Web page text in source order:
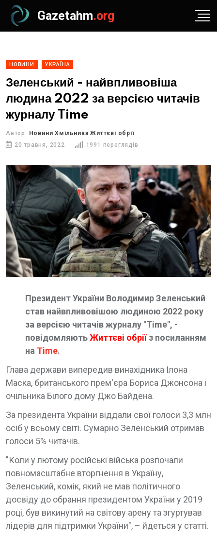
Gazetahm.org
НОВИНИ УКРАЇНА
Зеленський - найвпливовіша
людина 2022 за версією читачів
журналу Time
Автор: Новини Хмільника Життєві обрії
20 травня, 2022
1991 переглядів
Президент України Володимир Зеленський
став найвпливовішою людиною 2022 року
за версією читачів журналу "Time", -
повідомляютьЖиттєві обріїз посиланням
на Time.
Глава держави випередив винахідника Ілона
Маска, британського прем'єра Бориса Джонсона і
очільника Білого дому Джо Байдена.
За президента України віддали свої голоси 3,3 млн
осіб у всьому світі. Сумарно Зеленський отримав
голоси 5% читачів.
"Коли у лютому російські війська розпочали
повномасштабне вторгнення в Україну,
Зеленський, комік, який не мав політичного
досвіду до обрання президентом України у 2019
році, був викинутий на світову арену та згуртував
лідерів для підтримки України", – йдеться у статті.